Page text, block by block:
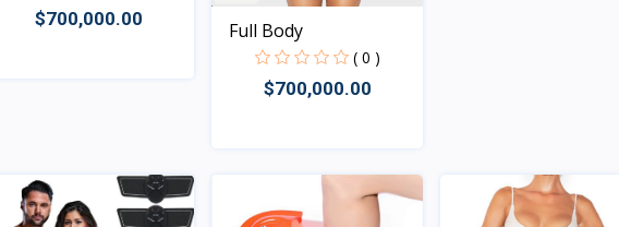
$700,000.00 Full Body
( 0 )
$700,000.00
Rápido Vista